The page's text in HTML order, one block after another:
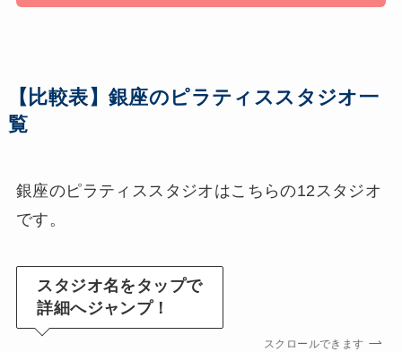
【比較表】銀座のピラティススタジオ一
覧
銀座のピラティススタジオはこちらの12スタジオ
です。
スタジオ名をタップで
詳細へジャンプ！
スクロールできます